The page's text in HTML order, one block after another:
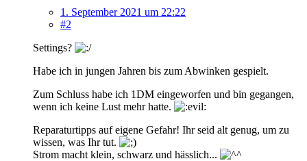
1. September 2021 um 22:22
#2
Settings?
Habe ich in jungen Jahren bis zum Abwinken gespielt.
Zum Schluss habe ich 1DM eingeworfen und bin gegangen,
wenn ich keine Lust mehr hatte.
Reparaturtipps auf eigene Gefahr! Ihr seid alt genug, um zu
wissen, was Ihr tut.
Strom macht klein, schwarz und hässlich...